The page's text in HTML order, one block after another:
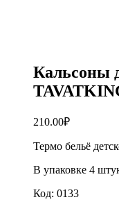
Кальсоны
210.00₽
Термо бельё
В упаковке 4
Код: 0133